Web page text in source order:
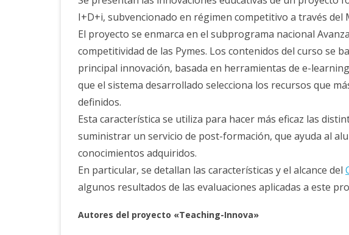
de
autoaprendizaje
online.
I+D+i, subvencionado en régimen competitivo a través
El proyecto se enmarca en el subprograma nacional
competitividad de las Pymes. Los contenidos del curso se
principal innovación, basada en herramientas de e-learning
que el sistema desarrollado selecciona los recursos que
definidos.
Esta característica se utiliza para hacer más eficaz las
suministrar un servicio de post-formación, que ayuda al
conocimientos adquiridos.
En particular, se detallan las características y el alcance del
algunos resultados de las evaluaciones aplicadas a este
Autores del proyecto «Teaching-Innova»